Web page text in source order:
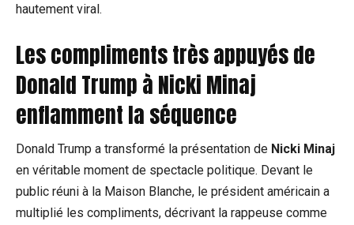
hautement viral.
Les compliments très appuyés de
Donald Trump à Nicki Minaj
enflamment la séquence
Donald Trump a transformé la présentation de Nicki Minaj
en véritable moment de spectacle politique. Devant le
public réuni à la Maison Blanche, le président américain a
multiplié les compliments, décrivant la rappeuse comme